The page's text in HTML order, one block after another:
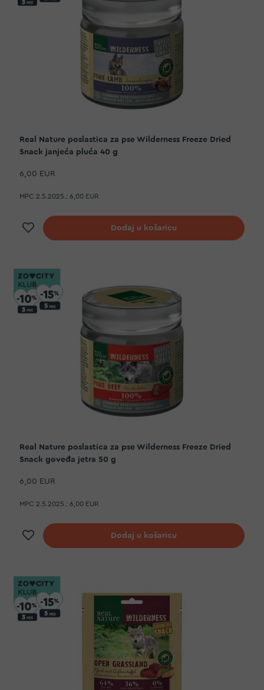
Real Nature poslastica za pse Wilderness Freeze Dried
Snack janjeća pluća 40 g
6,00 EUR
MPC 2.5.2025.: 6,00 EUR
Dodaj na listu želja
Dodaj u košaricu
Real Nature poslastica za pse Wilderness Freeze Dried
Snack goveđa jetra 50 g
6,00 EUR
MPC 2.5.2025.: 6,00 EUR
Dodaj na listu želja
Dodaj u košaricu